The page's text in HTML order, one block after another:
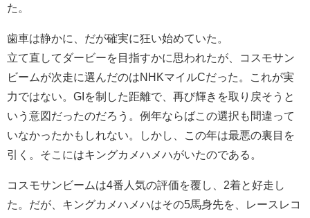
た。
歯車は静かに、だが確実に狂い始めていた。
立て直してダービーを目指すかに思われたが、コスモサン
ビームが次走に選んだのはNHKマイルCだった。これが実
力ではない。GIを制した距離で、再び輝きを取り戻そうと
いう意図だったのだろう。例年ならばこの選択も間違って
いなかったかもしれない。しかし、この年は最悪の裏目を
引く。そこにはキングカメハメハがいたのである。
コスモサンビームは4番人気の評価を覆し、2着と好走し
た。だが、キングカメハメハはその5馬身先を、レースレコ